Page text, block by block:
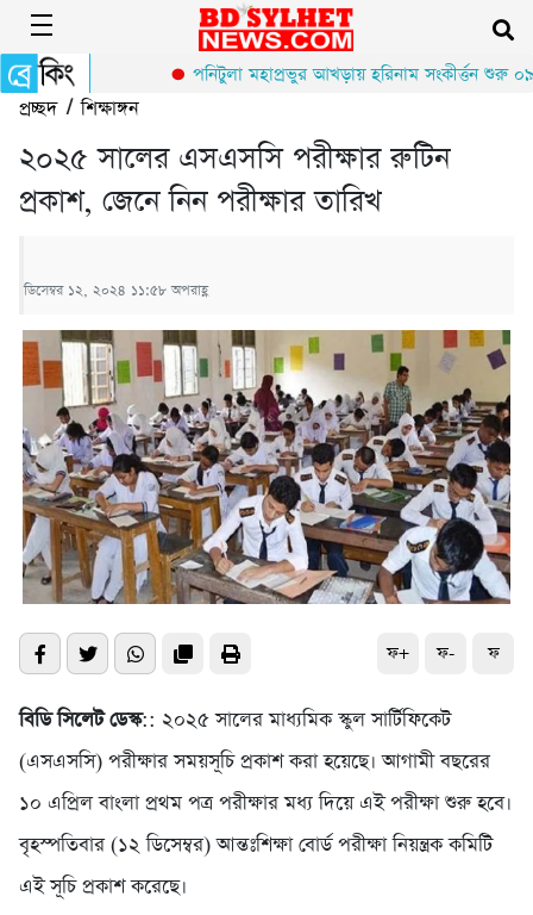
পনিটুলা মহাপ্রভুর আখড়ায় হরিনাম সংকীর্ত্তন শুরু ০৯
প্রচ্ছদ/শিক্ষাঙ্গন
২০২৫ সালের এসএসসি পরীক্ষার রুটিন
প্রকাশ, জেনে নিন পরীক্ষার তারিখ
ডিসেম্বর ১২, ২০২৪ ১১:৫৮ অপরাহ্ণ
ফ+ ফ- ফ
বিডি সিলেট ডেস্ক:: ২০২৫ সালের মাধ্যমিক স্কুল সার্টিফিকেট
(এসএসসি) পরীক্ষার সময়সূচি প্রকাশ করা হয়েছে। আগামী বছরের
১০ এপ্রিল বাংলা প্রথম পত্র পরীক্ষার মধ্য দিয়ে এই পরীক্ষা শুরু হবে।
বৃহস্পতিবার (১২ ডিসেম্বর) আন্তঃশিক্ষা বোর্ড পরীক্ষা নিয়ন্ত্রক কমিটি
এই সূচি প্রকাশ করেছে।